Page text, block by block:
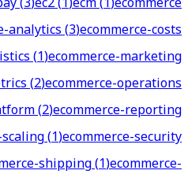
analytics(3)ecommerce-costs
(1)ecommerce-marketing
(2)ecommerce-operations
(2)ecommerce-reporting
(1)ecommerce-security
shipping(1)ecommerce-